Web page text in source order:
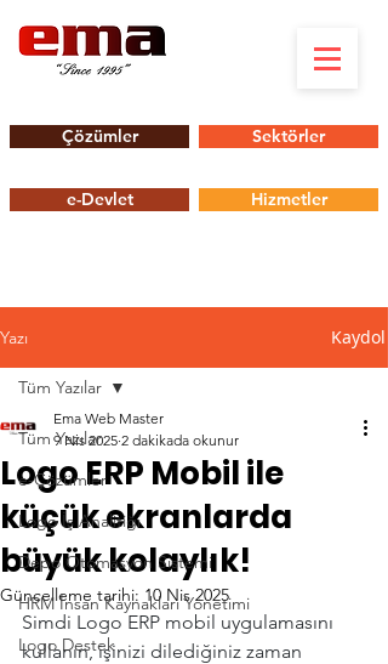
Çözümler Sektörler
e-Devlet Hizmetler
Yazı Kaydol
Tüm Yazılar
e-Çözümler
Logo İş Analitiği
Depo Otomasyon Sistemi
HRM İnsan Kaynakları Yönetimi
Logo Destek
Tüm Yazılar
Logo ERP Mobil ile
küçük ekranlarda
büyük kolaylık!
Ema Web Master
9 Nis 2025 2 dakikada okunur
Güncelleme tarihi: 10 Nis 2025
Simdi Logo ERP mobil uygulamasını
kullanın, işinizi dilediğiniz zaman